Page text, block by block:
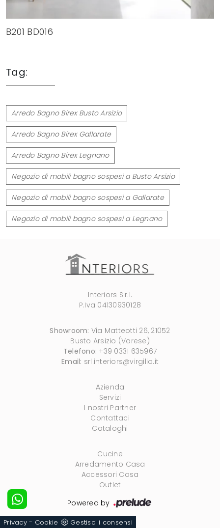
B201 BD016
Tag:
Arredo Bagno Birex Busto Arsizio
Arredo Bagno Birex Gallarate
Arredo Bagno Birex Legnano
Negozio di mobili bagno sospesi a Busto Arsizio
Negozio di mobili bagno sospesi a Gallarate
Negozio di mobili bagno sospesi a Legnano
Interiors S.r.l.
P.Iva 04130930128
Showroom: Via Matteotti 26, 21052
Busto Arsizio (Varese)
Telefono: +39 0331 635967
Email: srl.interiors@virgilio.it
Azienda
Servizi
I nostri Partner
Contattaci
Cataloghi
Cucine
Arredamento Casa
Accessori Casa
Outlet
Powered by
Privacy- Cookie Gestisci i consensi